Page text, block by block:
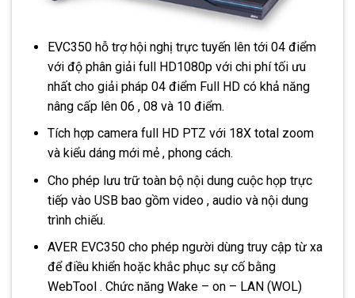
EVC350 hỗ trợ hội nghị trực tuyến lên tới 04 điểm
với độ phân giải full HD1080p với chi phí tối ưu
nhất cho giải pháp 04 điểm Full HD có khả năng
nâng cấp lên 06 , 08 và 10 điểm.
Tích hợp camera full HD PTZ với 18X total zoom
và kiểu dáng mới mẻ , phong cách.
Cho phép lưu trữ toàn bộ nội dung cuộc họp trực
tiếp vào USB bao gồm video , audio và nội dung
trình chiếu.
AVER EVC350 cho phép người dùng truy cập từ xa
để điều khiển hoặc khắc phục sự cố bằng
WebTool . Chức năng Wake – on – LAN (WOL)